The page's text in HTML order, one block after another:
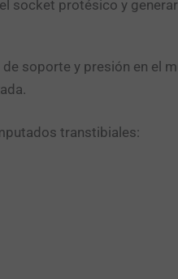
socket protésico y
soporte y presión en el
transtibiales: